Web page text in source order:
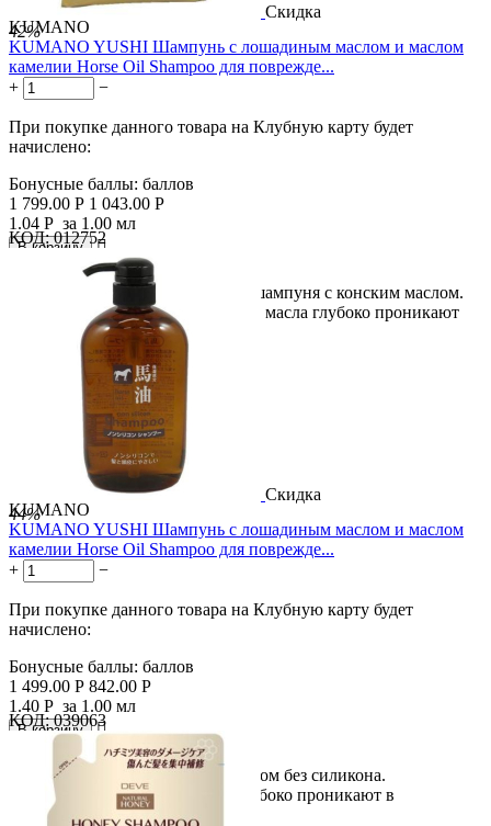
Скидка
42%
KUMANO
KUMANO YUSHI Шампунь с лошадиным маслом и маслом
камелии Horse Oil Shampoo для поврежде...
+
−
При покупке данного товара на Клубную карту будет
начислено:
Бонусные баллы: баллов
1 799.00 Р 1 043.00 Р
1.04 Р за 1.00 мл
В корзину

Большой объем сменного блока шампуня с конским маслом.
Ингредиенты на основе конского масла глубоко проникают
КОД: 012752
Скидка
44%
KUMANO
KUMANO YUSHI Шампунь с лошадиным маслом и маслом
камелии Horse Oil Shampoo для поврежде...
+
−
При покупке данного товара на Клубную карту будет
начислено:
Бонусные баллы: баллов
1 499.00 Р 842.00 Р
1.40 Р за 1.00 мл
В корзину

Мягкий шампунь с конским маслом без силикона.
Ингредиенты конского масла глубоко проникают в
поврежденные волосы,...
КОД: 039063